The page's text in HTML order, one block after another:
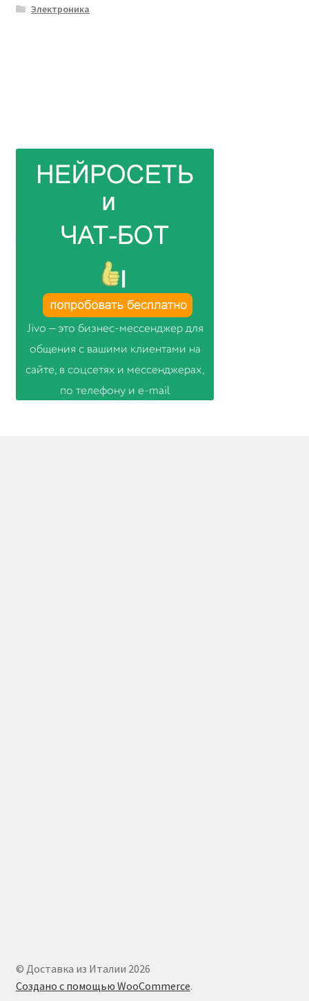
Электроника
© Доставка из Италии 2026
Создано с помощью WooCommerce.